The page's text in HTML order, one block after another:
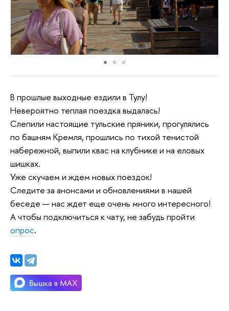
В прошлые выходные ездили в Тулу!
Невероятно теплая поездка выдалась!
Слепили настоящие тульские пряники, прогулялись
по башням Кремля, прошлись по тихой тенистой
набережной, выпили квас на клубнике и на еловых
шишках.
Уже скучаем и ждем новых поездок!
Следите за анонсами и обновлениями в нашей
беседе — нас ждет еще очень много интересного!
А чтобы подключиться к чату, не забудь пройти
опрос.